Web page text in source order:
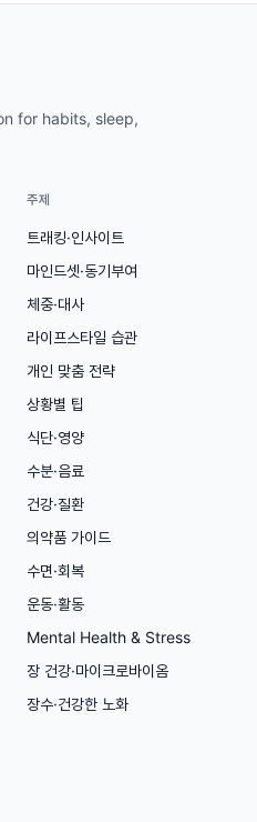
for habits, sleep,
주제
트래킹·인사이트
마인드셋·동기부여
체중·대사
라이프스타일 습관
개인 맞춤 전략
상황별 팁
식단·영양
수분·음료
건강·질환
의약품 가이드
수면·회복
운동·활동
Mental Health & Stress
장 건강·마이크로바이옴
장수·건강한 노화